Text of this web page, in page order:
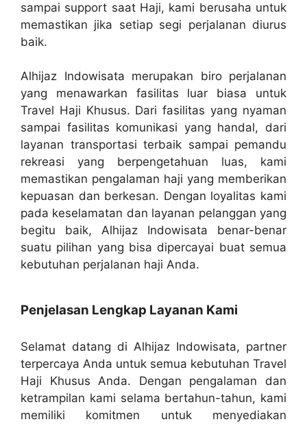
sampai support saat Haji, kami berusaha untuk
memastikan jika setiap segi perjalanan diurus
baik.
Alhijaz Indowisata merupakan biro perjalanan
yang menawarkan fasilitas luar biasa untuk
Travel Haji Khusus. Dari fasilitas yang nyaman
sampai fasilitas komunikasi yang handal, dari
layanan transportasi terbaik sampai pemandu
rekreasi yang berpengetahuan luas, kami
memastikan pengalaman haji yang memberikan
kepuasan dan berkesan. Dengan loyalitas kami
pada keselamatan dan layanan pelanggan yang
begitu baik, Alhijaz Indowisata benar-benar
suatu pilihan yang bisa dipercayai buat semua
kebutuhan perjalanan haji Anda.
Penjelasan Lengkap Layanan Kami
Selamat datang di Alhijaz Indowisata, partner
terpercaya Anda untuk semua kebutuhan Travel
Haji Khusus Anda. Dengan pengalaman dan
ketrampilan kami selama bertahun-tahun, kami
memiliki komitmen untuk menyediakan